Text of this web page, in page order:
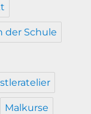
der Schule
Malkurse